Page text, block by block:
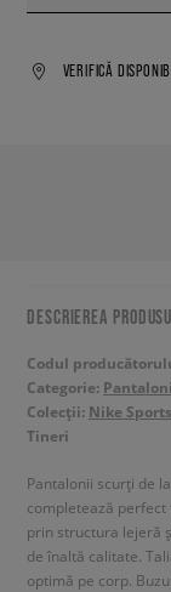
VERIFICĂ
DESCRIEREA
Codul
Categorie:
Colecții: Nike
Tineri
Pantalonii scurți de
completează
prin structura lejeră
de înaltă calitate.
optimă pe corp.